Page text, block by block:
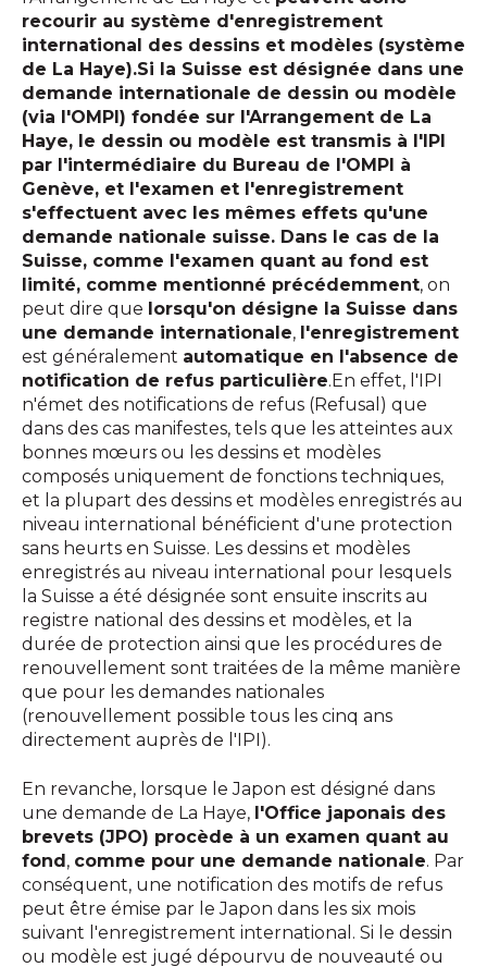
recourir au système d'enregistrement
international des dessins et modèles (système
de La Haye).Si la Suisse est désignée dans une
demande internationale de dessin ou modèle
(via l'OMPI) fondée sur l'Arrangement de La
Haye, le dessin ou modèle est transmis à l'IPI
par l'intermédiaire du Bureau de l'OMPI à
Genève, et l'examen et l'enregistrement
s'effectuent avec les mêmes effets qu'une
demande nationale suisse. Dans le cas de la
Suisse, comme l'examen quant au fond est
limité, comme mentionné précédemment, on
peut dire que lorsqu'on désigne la Suisse dans
une demande internationale, l'enregistrement
est généralement automatique en l'absence de
notification de refus particulière.En effet, l'IPI
n'émet des notifications de refus (Refusal) que
dans des cas manifestes, tels que les atteintes aux
bonnes mœurs ou les dessins et modèles
composés uniquement de fonctions techniques,
et la plupart des dessins et modèles enregistrés au
niveau international bénéficient d'une protection
sans heurts en Suisse. Les dessins et modèles
enregistrés au niveau international pour lesquels
la Suisse a été désignée sont ensuite inscrits au
registre national des dessins et modèles, et la
durée de protection ainsi que les procédures de
renouvellement sont traitées de la même manière
que pour les demandes nationales
(renouvellement possible tous les cinq ans
directement auprès de l'IPI).
En revanche, lorsque le Japon est désigné dans
une demande de La Haye, l'Office japonais des
brevets (JPO) procède à un examen quant au
fond, comme pour une demande nationale. Par
conséquent, une notification des motifs de refus
peut être émise par le Japon dans les six mois
suivant l'enregistrement international. Si le dessin
ou modèle est jugé dépourvu de nouveauté ou